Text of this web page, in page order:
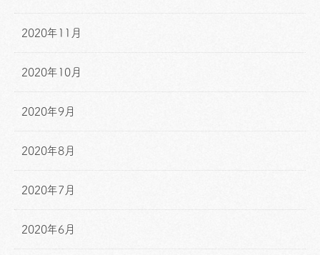
2020年11月
2020年10月
2020年9月
2020年8月
2020年7月
2020年6月